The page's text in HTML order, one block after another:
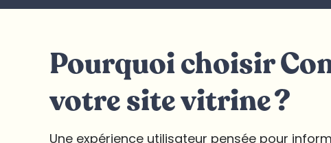
Pourquoi choisir
votre site vitrine ?
Une expérience utilisateur pensée pour